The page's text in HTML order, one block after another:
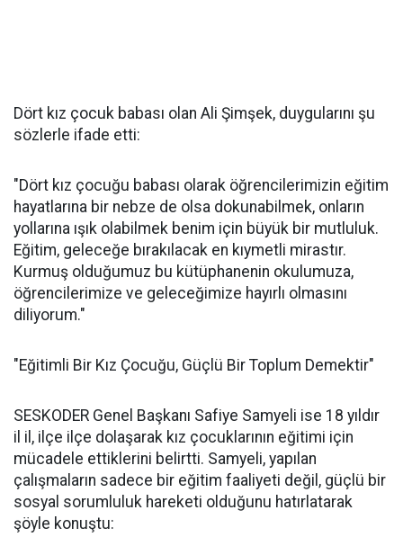
Dört kız çocuk babası olan Ali Şimşek, duygularını şu
sözlerle ifade etti:
"Dört kız çocuğu babası olarak öğrencilerimizin eğitim
hayatlarına bir nebze de olsa dokunabilmek, onların
yollarına ışık olabilmek benim için büyük bir mutluluk.
Eğitim, geleceğe bırakılacak en kıymetli mirastır.
Kurmuş olduğumuz bu kütüphanenin okulumuza,
öğrencilerimize ve geleceğimize hayırlı olmasını
diliyorum."
"Eğitimli Bir Kız Çocuğu, Güçlü Bir Toplum Demektir"
SESKODER Genel Başkanı Safiye Samyeli ise 18 yıldır
il il, ilçe ilçe dolaşarak kız çocuklarının eğitimi için
mücadele ettiklerini belirtti. Samyeli, yapılan
çalışmaların sadece bir eğitim faaliyeti değil, güçlü bir
sosyal sorumluluk hareketi olduğunu hatırlatarak
şöyle konuştu: